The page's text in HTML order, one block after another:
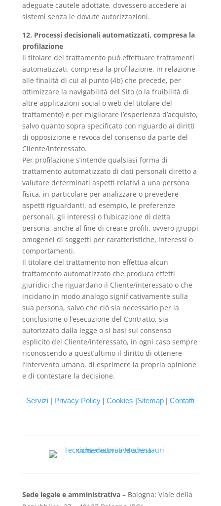
adeguate cautele adottate, dovessero accedere ai
sistemi senza le dovute autorizzazioni.
12. Processi decisionali automatizzati, compresa la
profilazione
Il titolare del trattamento può effettuare trattamenti
automatizzati, compresa la profilazione, in relazione
alle finalità di cui al punto (4b) che precede, per
ottimizzare la navigabilità del Sito (o la fruibilità di
altre applicazioni social o web del titolare del
trattamento) e per migliorare l’esperienza d’acquisto,
salvo quanto sopra specificato con riguardo ai diritti
di opposizione e revoca del consenso da parte del
Cliente/interessato.
Per profilazione s’intende qualsiasi forma di
trattamento automatizzato di dati personali diretto a
valutare determinati aspetti relativi a una persona
fisica, in particolare per analizzare o prevedere
aspetti riguardanti, ad esempio, le preferenze
personali, gli interessi o l’ubicazione di detta
persona, anche al fine di creare profili, ovvero gruppi
omogenei di soggetti per caratteristiche, interessi o
comportamenti.
Il titolare del trattamento non effettua alcun
trattamento automatizzato che produca effetti
giuridici che riguardano il Cliente/interessato o che
incidano in modo analogo significativamente sulla
sua persona, salvo che ciò sia necessario per la
conclusione o l’esecuzione del Contratto, sia
autorizzato dalla legge o si basi sul consenso
esplicito del Cliente/interessato, in ogni caso sempre
riconoscendo a quest’ultimo il diritto di ottenere
l’intervento umano, di esprimere la propria opinione
e di contestare la decisione.
Servizi | Privacy Policy |Cookies |Sitemap |Contatti
Sede legale e amministrativa– Bologna: Viale della